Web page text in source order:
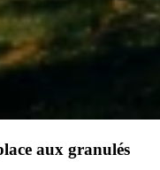
aux granulés